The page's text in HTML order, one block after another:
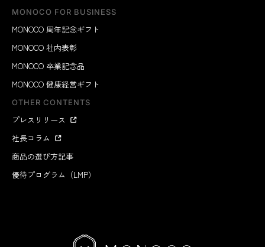
MONOCO FOR BUSINESS
MONOCO 周年記念ギフト
MONOCO 社内表彰
MONOCO 卒業記念品
MONOCO 健康経営ギフト
OTHER CONTENTS
プレスリリース
社長コラム
商品の選び方記事
優待プログラム（LMP）